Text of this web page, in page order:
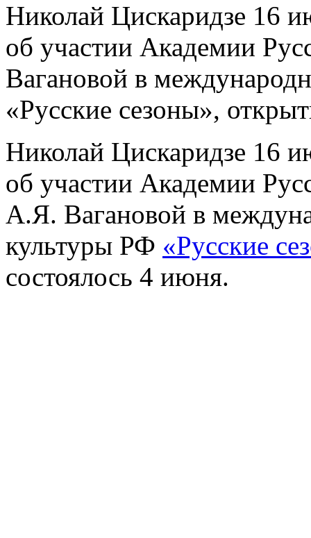
Николай Цискаридзе 16
об участии Академии
Вагановой в
«Русские сезоны»,
Николай Цискаридзе 16
об участии Академии
А.Я. Вагановой в
культуры РФ «Русские
состоялось 4 июня.